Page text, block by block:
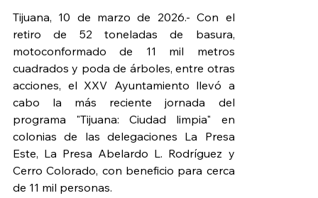
Tijuana, 10 de marzo de 2026.- Con el
retiro de 52 toneladas de basura,
motoconformado de 11 mil metros
cuadrados y poda de árboles, entre otras
acciones, el XXV Ayuntamiento llevó a
cabo la más reciente jornada del
programa "Tijuana: Ciudad limpia" en
colonias de las delegaciones La Presa
Este, La Presa Abelardo L. Rodríguez y
Cerro Colorado, con beneficio para cerca
de 11 mil personas.